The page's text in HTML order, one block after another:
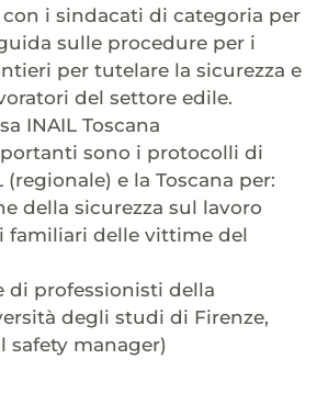
i sindacati di categoria per
sulle procedure per i
per tutelare la sicurezza e
del settore edile.
INAIL Toscana
sono i protocolli di
(regionale) e la Toscana per:
della sicurezza sul lavoro
familiari delle vittime del
di professionisti della
degli studi di Firenze,
safety manager)